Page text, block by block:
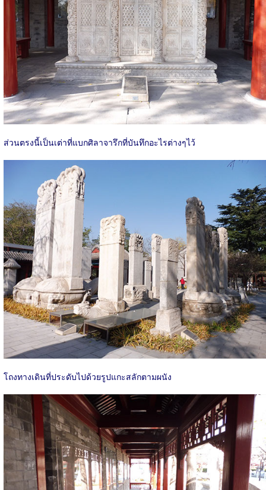
ส่วนตรงนี้เป็นเต่าที่แบกศิลาจารึกที่บันทึกอะไรต่างๆไว้
โถงทางเดินที่ประดับไปด้วยรูปแกะสลักตามผนัง